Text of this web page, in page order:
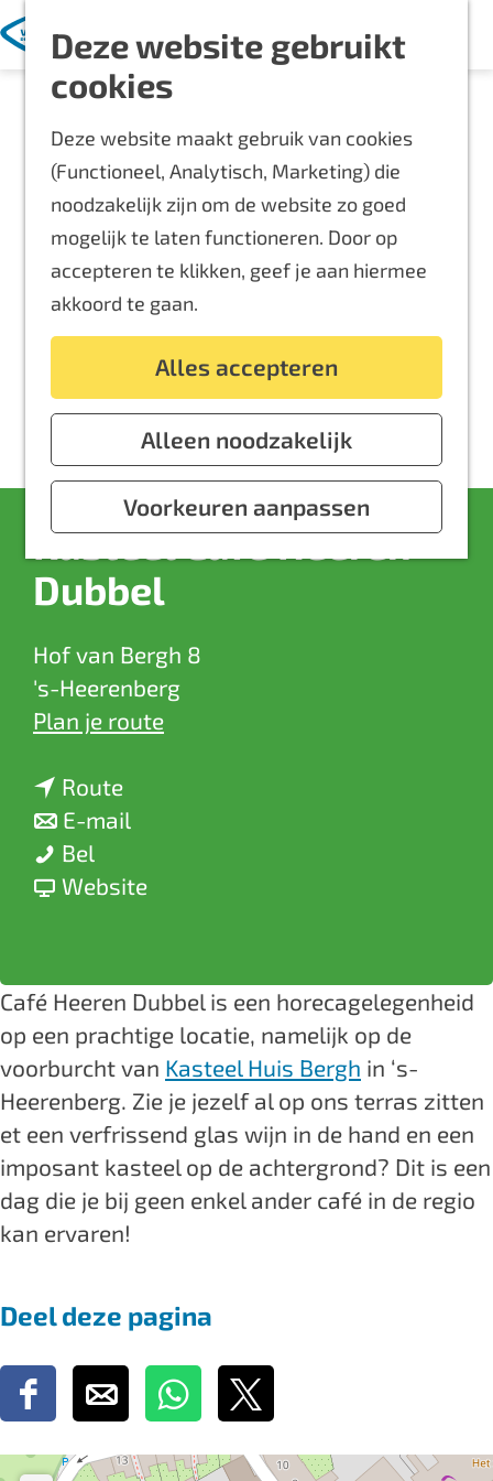
Deze website gebruikt
cookies
Deze website maakt gebruik van cookies
(Functioneel, Analytisch, Marketing) die
noodzakelijk zijn om de website zo goed
mogelijk te laten functioneren. Door op
accepteren te klikken, geef je aan hiermee
akkoord te gaan.
Alles accepteren
Alleen noodzakelijk
Voorkeuren aanpassen
G
K
a
a
r
t
Z
o
k
e
n
M
n
u
Blijf langer
Routes
Bereikbaarheid
Locaties
Plattegrond
Voor ondernemers
Kasteel Café Heeren
Dubbel
Hof van Bergh 8
's-Heerenberg
Plan je routen
e
e
l
C
a
f
é
H
r
n
D
Routen
a
r
s
t
e
e
l
C
a
f
é
e
e
E-mail
a
a
s
t
e
e
l
C
a
H
Bel
a
e
e
l
C
a
f
é
H
e
r
n
D
Websitev
K
a
s
t
e
e
l
C
é
e
Café Heeren Dubbel is een horecagelegenheid
op een prachtige locatie, namelijk op de
voorburcht van Kasteel Huis Bergh in ‘s-
Heerenberg. Zie je jezelf al op ons terras zitten
et een verfrissend glas wijn in de hand en een
imposant kasteel op de achtergrond? Dit is een
dag die je bij geen enkel ander café in de regio
kan ervaren!
Deel deze pagina
D
e
D
e
D
e
D
e